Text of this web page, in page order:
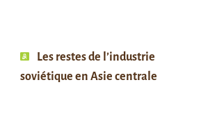
Les restes de l’industrie
soviétique en Asie centrale